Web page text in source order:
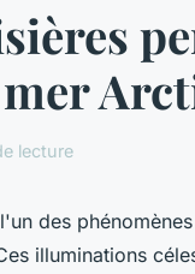
lecture
des
illuminations